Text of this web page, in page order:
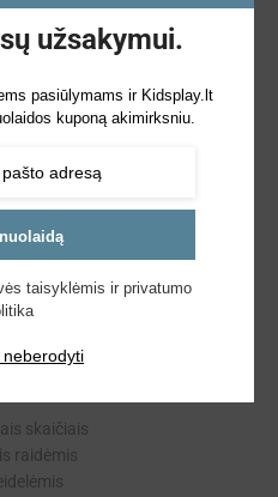
dėliojant magnetukus
ir formas
ir kuriant istorijas
atliekant veiksmus
& Ladders“
skaičiais
raidėmis
užsakymui.
pasiūlymams ir Kidsplay.lt
kuponą akimirksniu.
taisyklėmis ir privatumo
neberodyti